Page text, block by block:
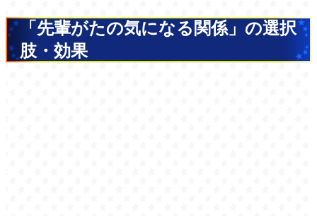
「先輩がたの気になる関係」の選択
肢・効果